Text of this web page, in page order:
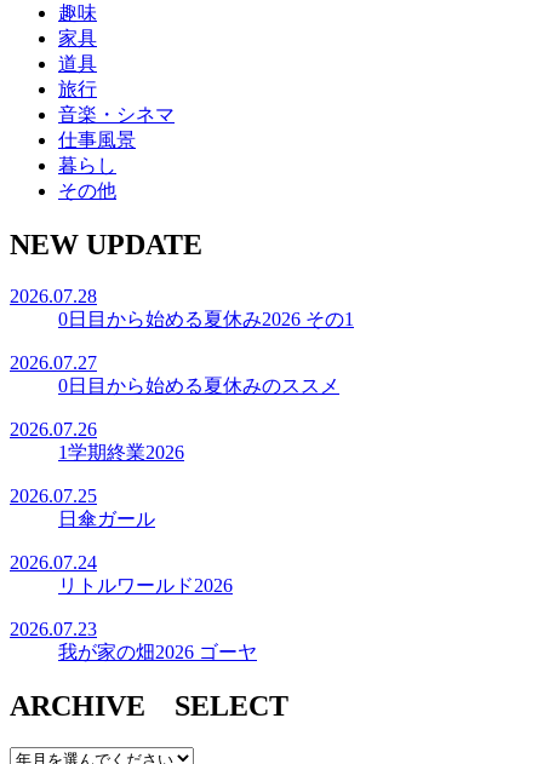
趣味
家具
道具
旅行
音楽・シネマ
仕事風景
暮らし
その他
NEW UPDATE
2026.07.28
0日目から始める夏休み2026 その1
2026.07.27
0日目から始める夏休みのススメ
2026.07.26
1学期終業2026
2026.07.25
日傘ガール
2026.07.24
リトルワールド2026
2026.07.23
我が家の畑2026 ゴーヤ
ARCHIVE SELECT